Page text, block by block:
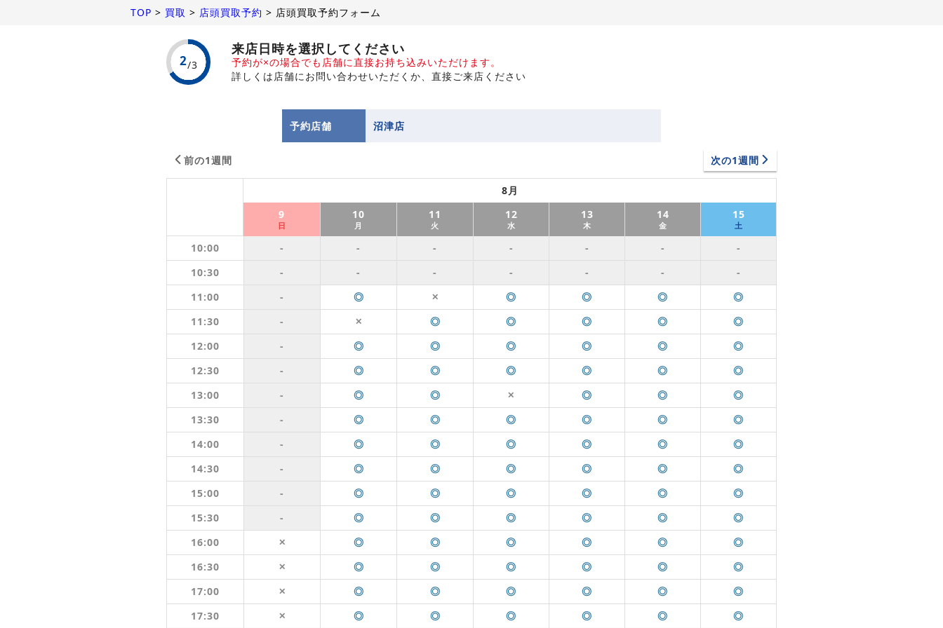
TOP > 買取 > 店頭買取予約 > 店頭買取予約フォーム
来店日時を選択してください
予約が×の場合でも店舗に直接お持ち込みいただけます。
詳しくは店舗にお問い合わせいただくか、直接ご来店ください
予約店舗 沼津店
前の1週間 次の1週間
8月
9
日
10
月
11
火
12
水
13
木
14
金
15
土
10:00 - - - - - -
-
10:30
- - - - - -
-
11:00
- ◎ ✕ ◎ ◎ ◎
◎
11:30
- ✕ ◎ ◎ ◎ ◎
◎
12:00
- ◎ ◎ ◎ ◎ ◎
◎
12:30
- ◎ ◎ ◎ ◎ ◎
◎
13:00
- ◎ ◎ ✕ ◎ ◎
◎
13:30
- ◎ ◎ ◎ ◎ ◎
◎
14:00
- ◎ ◎ ◎ ◎ ◎
◎
14:30
- ◎ ◎ ◎ ◎ ◎
◎
15:00
- ◎ ◎ ◎ ◎ ◎
◎
15:30
- ◎ ◎ ◎ ◎ ◎
◎
16:00
✕ ◎ ◎ ◎ ◎ ◎
◎
16:30
✕ ◎ ◎ ◎ ◎ ◎
◎
17:00
✕ ◎ ◎ ◎ ◎ ◎
◎
17:30
✕ ◎ ◎ ◎ ◎ ◎
◎